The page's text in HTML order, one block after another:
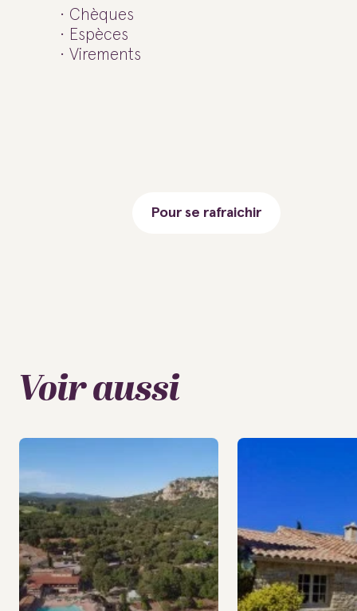
Chèques
Espèces
Virements
Pour se rafraichir
Voir aussi